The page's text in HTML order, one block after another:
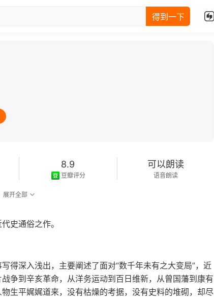
得到一下
8.9
豆瓣评分
可以朗读
语音朗读
展开全部
史通俗之作。
得深入浅出，主要阐述了面对“数千年未有之大变局”，近
争到辛亥革命，从洋务运动到百日维新，从曾国藩到康有
生平娓娓道来，没有枯燥的考据，没有史料的堆砌，却尽